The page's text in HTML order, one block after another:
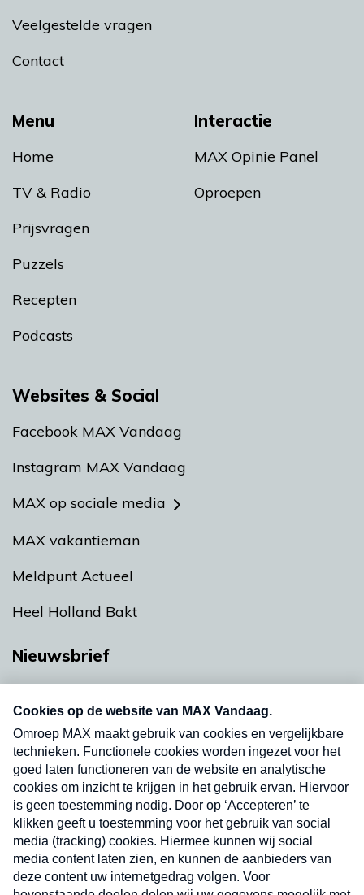
Menu
Home
TV & Radio
Prijsvragen
Puzzels
Recepten
Podcasts
Interactie
MAX Opinie Panel
Oproepen
Veelgestelde vragen
Contact
Websites & Social
Facebook MAX Vandaag
Instagram MAX Vandaag
MAX op sociale media
MAX vakantieman
Meldpunt Actueel
Heel Holland Bakt
Nieuwsbrief
nieuwsbrief. Elke vrijdag- en dinsdagochtend in
uw mailbox.
Verzend